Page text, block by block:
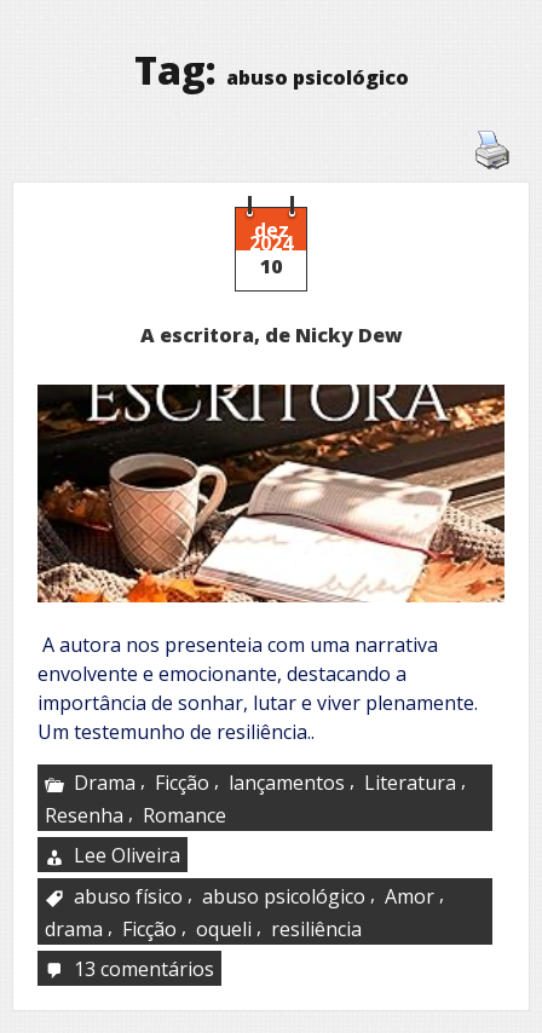
Tag: abuso psicológico
dez
2024
10
A escritora, de Nicky Dew
A autora nos presenteia com uma narrativa
envolvente e emocionante, destacando a
importância de sonhar, lutar e viver plenamente.
Um testemunho de resiliência..
Drama , Ficção , lançamentos , Literatura ,
Resenha , Romance
Lee Oliveira
abuso físico , abuso psicológico , Amor ,
drama , Ficção , oqueli , resiliência
13 comentários
escritora,